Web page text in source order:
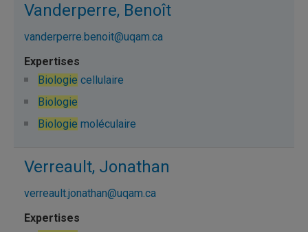
Vanderperre, Benoît
vanderperre.benoit@uqam.ca
Biologie cellulaire
Biologie
Biologie moléculaire
Verreault, Jonathan
verreault.jonathan@uqam.ca